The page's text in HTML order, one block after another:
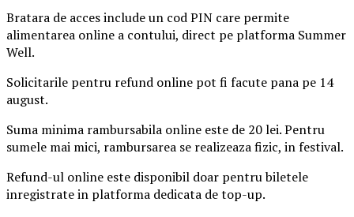
Bratara de acces include un cod PIN care permite
alimentarea online a contului, direct pe platforma Summer
Well.
Solicitarile pentru refund online pot fi facute pana pe 14
august.
Suma minima rambursabila online este de 20 lei. Pentru
sumele mai mici, rambursarea se realizeaza fizic, in festival.
Refund-ul online este disponibil doar pentru biletele
inregistrate in platforma dedicata de top-up.